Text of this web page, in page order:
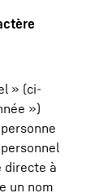
» (ci-
»)
directe à
un nom